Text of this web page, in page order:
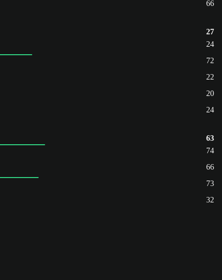
66
27
24
72
22
20
24
63
74
66
73
32